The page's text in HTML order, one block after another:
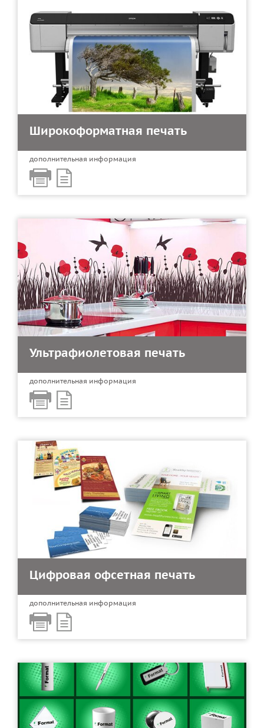
Широкоформатная печать
дополнительная информация
Ультрафиолетовая печать
дополнительная информация
Цифровая офсетная печать
дополнительная информация